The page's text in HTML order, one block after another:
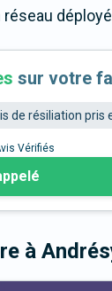
sur votre
de résiliation pris
Vérifiés
à